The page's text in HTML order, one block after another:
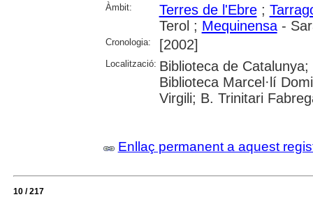
Àmbit:
Terres de l'Ebre;
Terol ; Mequinensa-
Cronologia: [2002]
Localització: Biblioteca de
Biblioteca Marcel·lí
Virgili; B. Trinitari
Enllaç permanent a aquest
10 / 217